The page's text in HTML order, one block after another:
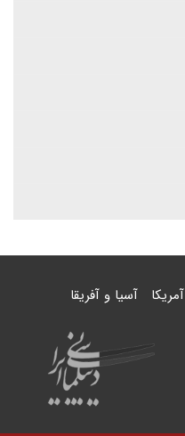
آمریکا آسیا و آفریقا